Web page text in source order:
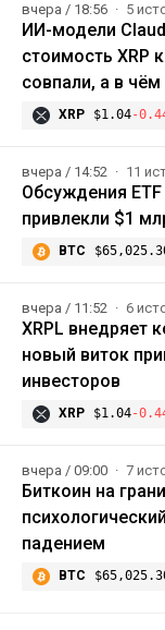
вчера / 18:56 5
ИИ-модели
стоимость XRP
совпали, а в
XRP $1.04-
вчера / 14:52 11
Обсуждения
привлекли $1
BTC
вчера / 11:52 6
XRPL внедряет
новый виток
инвесторов
XRP $1.04-
вчера / 09:00 7
Биткоин на
падением
BTC